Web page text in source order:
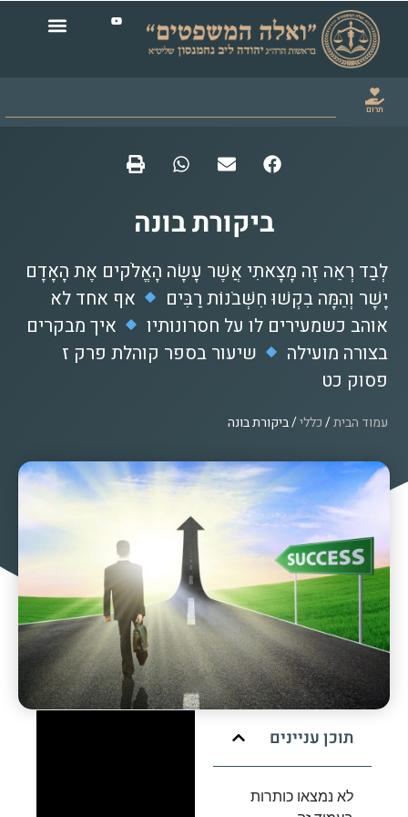
תרום
ביקורת בונה
לְבַד רְאֵה זֶה מָצָאתִי אֲשֶׁר עָשָׂה הָאֱלֹקים אֶת הָאָדָם
יָשָׁר וְהֵמָּה בִקְשׁוּ חִשְּׁבֹנוֹת רַבִּים
אף אחד לא
אוהב כשמעירים לו על חסרונותיו
איך מבקרים
בצורה מועילה
שיעור בספר קוהלת פרק ז
פסוק כט
עמוד הבית/כללי/ ביקורת בונה
תוכן עניינים
לא נמצאו כותרות